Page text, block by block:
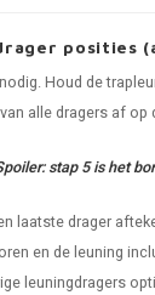
posities
Houd de
alle dragers af op
stap 5 is het
laatste drager
en de leuning
leuningdragers